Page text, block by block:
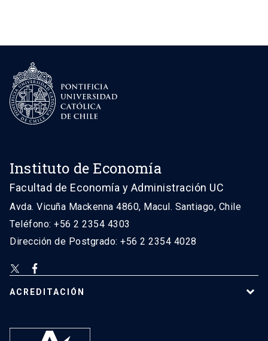
Instituto de Economía
Facultad de Economía y Administración UC
Avda. Vicuña Mackenna 4860, Macul. Santiago, Chile
Teléfono: +56 2 2354 4303
Dirección de Postgrado: +56 2 2354 4028
ACREDITACIÓN